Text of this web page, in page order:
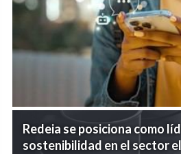
Redeia se posiciona como
sostenibilidad en el sector